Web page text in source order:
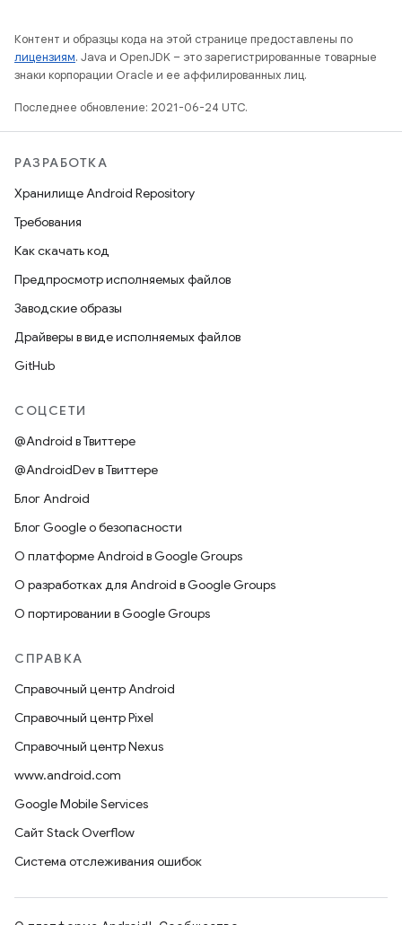
Контент и образцы кода на этой странице предоставлены по
лицензиям. Java и OpenJDK – это зарегистрированные товарные
знаки корпорации Oracle и ее аффилированных лиц.
Последнее обновление: 2021-06-24 UTC.
РАЗРАБОТКА
Хранилище Android Repository
Требования
Как скачать код
Предпросмотр исполняемых файлов
Заводские образы
Драйверы в виде исполняемых файлов
GitHub
СОЦСЕТИ
@Android в Твиттере
@AndroidDev в Твиттере
Блог Android
Блог Google о безопасности
О платформе Android в Google Groups
О разработках для Android в Google Groups
О портировании в Google Groups
СПРАВКА
Справочный центр Android
Справочный центр Pixel
Справочный центр Nexus
www.android.com
Google Mobile Services
Сайт Stack Overflow
Система отслеживания ошибок